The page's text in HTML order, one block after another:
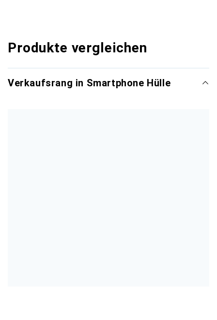
Produkte vergleichen
Verkaufsrang in Smartphone Hülle